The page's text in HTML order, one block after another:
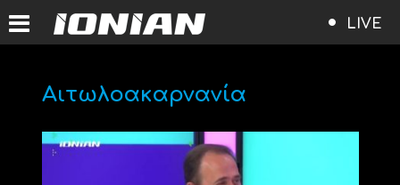
LIVE
Αιτωλοακαρνανία